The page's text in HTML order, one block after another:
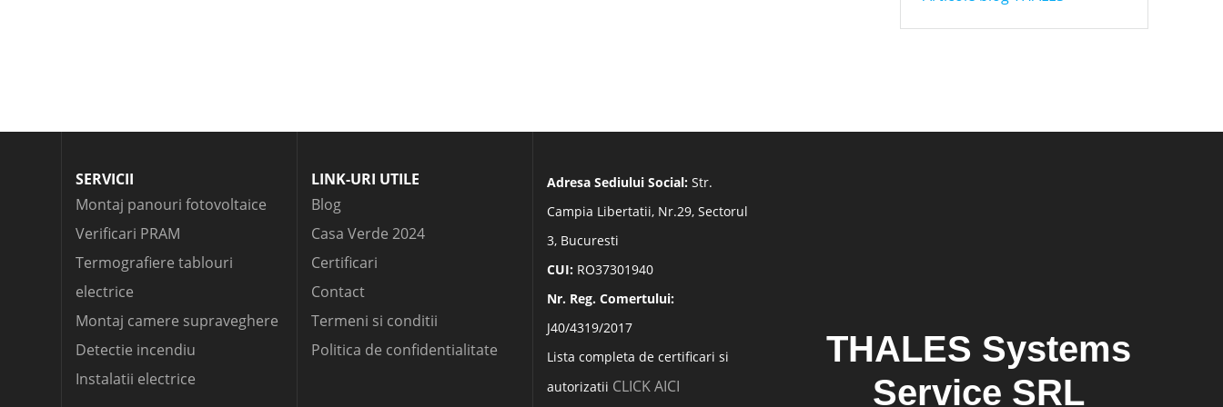
SERVICII
Montaj panouri fotovoltaice
Verificari PRAM
Termografiere tablouri
electrice
Montaj camere supraveghere
Detectie incendiu
Instalatii electrice
LINK-URI UTILE
Blog
Casa Verde 2024
Certificari
Contact
Termeni si conditii
Politica de confidentialitate
Adresa Sediului Social:Str.
Campia Libertatii, Nr.29, Sectorul
3, Bucuresti
CUI:RO37301940
Nr. Reg. Comertului:
J40/4319/2017
Lista completa de certificari si
autorizatii CLICK AICI
THALES Systems
Service SRL